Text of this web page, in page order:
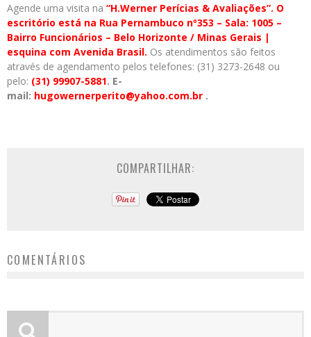
Agende uma visita na “H.Werner Perícias & Avaliações”. O
escritório está na Rua Pernambuco nº353 – Sala: 1005 –
Bairro Funcionários – Belo Horizonte / Minas Gerais |
esquina com Avenida Brasil. Os atendimentos são feitos
através de agendamento pelos telefones: (31) 3273-2648 ou
pelo: (31) 99907-5881. E-
mail: hugowernerperito@yahoo.com.br .
COMPARTILHAR:
COMENTÁRIOS